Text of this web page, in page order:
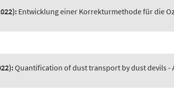
Entwicklung einer Korrekturmethode für die
Quantification of dust transport by dust devils -